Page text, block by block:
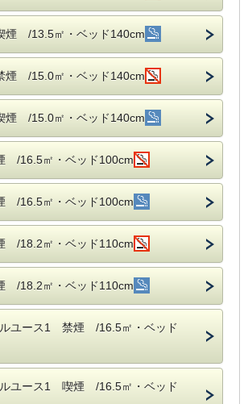
/13.5㎡・ベッド140cm
/15.0㎡・ベッド140cm
/15.0㎡・ベッド140cm
/16.5㎡・ベッド100cm
/16.5㎡・ベッド100cm
/18.2㎡・ベッド110cm
/18.2㎡・ベッド110cm
ルユース1 禁煙 /16.5㎡・ベッド
ルユース1 喫煙 /16.5㎡・ベッド